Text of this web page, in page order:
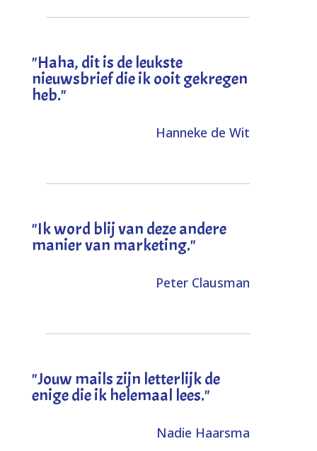
"Haha, dit is de leukste
nieuwsbrief die ik ooit gekregen
heb."
Hanneke de Wit
"Ik word blij van deze andere
manier van marketing."
Peter Clausman
"Jouw mails zijn letterlijk de
enige die ik helemaal lees."
Nadie Haarsma